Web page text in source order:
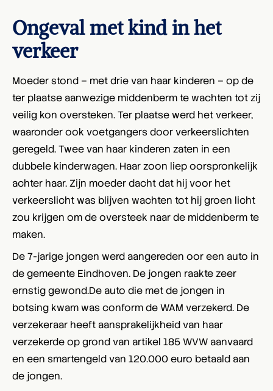
Ongeval met kind in het
verkeer
Moeder stond – met drie van haar kinderen – op de
ter plaatse aanwezige middenberm te wachten tot zij
veilig kon oversteken. Ter plaatse werd het verkeer,
waaronder ook voetgangers door verkeerslichten
geregeld. Twee van haar kinderen zaten in een
dubbele kinderwagen. Haar zoon liep oorspronkelijk
achter haar. Zijn moeder dacht dat hij voor het
verkeerslicht was blijven wachten tot hij groen licht
zou krijgen om de oversteek naar de middenberm te
maken.
De 7-jarige jongen werd aangereden oor een auto in
de gemeente Eindhoven. De jongen raakte zeer
ernstig gewond.De auto die met de jongen in
botsing kwam was conform de WAM verzekerd. De
verzekeraar heeft aansprakelijkheid van haar
verzekerde op grond van artikel 185 WVW aanvaard
en een smartengeld van 120.000 euro betaald aan
de jongen.